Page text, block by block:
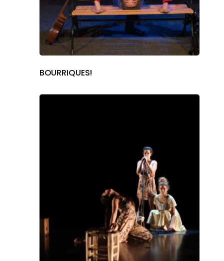
BOURRIQUES!
Manhattan, NY
T:+216 (0)40 3629
E: